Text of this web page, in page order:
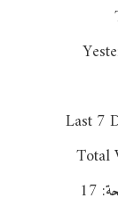
Last 7
Total
17